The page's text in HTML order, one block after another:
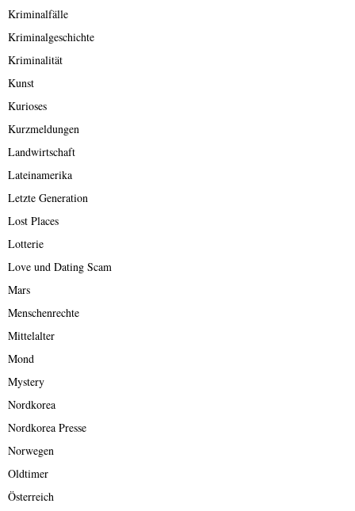
Kriminalfälle
Kriminalgeschichte
Kriminalität
Kunst
Kurioses
Kurzmeldungen
Landwirtschaft
Lateinamerika
Letzte Generation
Lost Places
Lotterie
Love und Dating Scam
Mars
Menschenrechte
Mittelalter
Mond
Mystery
Nordkorea
Nordkorea Presse
Norwegen
Oldtimer
Österreich